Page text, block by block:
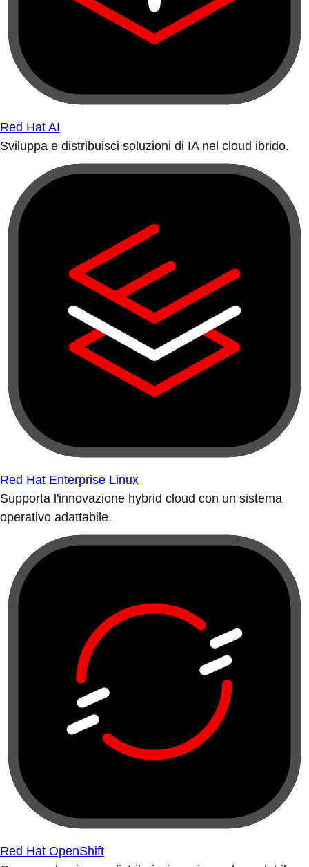
Red Hat AI
Sviluppa e distribuisci soluzioni di IA nel cloud ibrido.
Red Hat Enterprise Linux
Supporta l'innovazione hybrid cloud con un sistema
operativo adattabile.
Red Hat OpenShift